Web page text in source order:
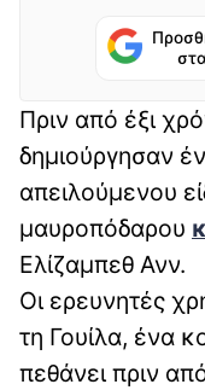
Πριν από έξι
δημιούργησαν
απειλούμενου
μαυροπόδαρου
Ελίζαμπεθ Ανν.
Οι ερευνητές
τη Γουίλα, ένα
πεθάνει πριν